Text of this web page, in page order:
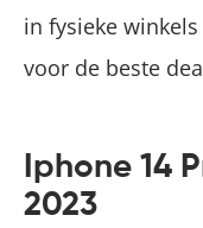
in fysieke
voor de beste
Iphone 14
2023